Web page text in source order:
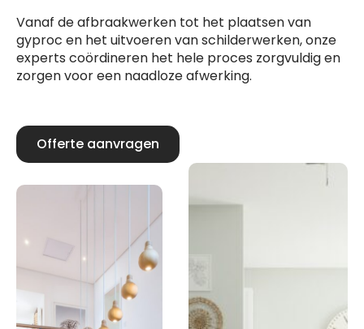
Vanaf de afbraakwerken tot het plaatsen van
gyproc en het uitvoeren van schilderwerken, onze
experts coördineren het hele proces zorgvuldig en
zorgen voor een naadloze afwerking.
Offerte aanvragen